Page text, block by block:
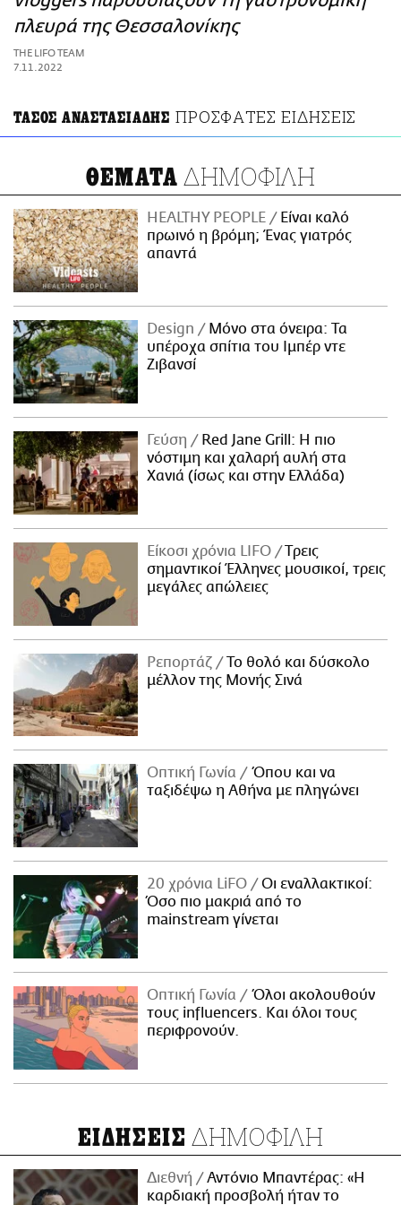
ΑΜΠΑ
PRINT
πλευρά της Θεσσαλονίκης
THE LIFO TEAM
7.11.2022
ΤΑΣΟΣ ΑΝΑΣΤΑΣΙΑΔΗΣ ΠΡΟΣΦΑΤΕΣ ΕΙΔΗΣΕΙΣ
ΘΕΜΑΤΑ ΔΗΜΟΦΙΛΗ
HEALTHY PEOPLE
Είναι καλό
πρωινό η βρόμη; Ένας γιατρός
απαντά
Design
Μόνο στα όνειρα: Τα
υπέροχα σπίτια του Ιμπέρ ντε
Ζιβανσί
Γεύση
Red Jane Grill: Η πιο
νόστιμη και χαλαρή αυλή στα
Χανιά (ίσως και στην Ελλάδα)
Είκοσι χρόνια LIFO
Tρεις
σημαντικοί Έλληνες μουσικοί, τρεις
μεγάλες απώλειες
Ρεπορτάζ
Το θολό και δύσκολο
μέλλον της Μονής Σινά
Οπτική Γωνία
Όπου και να
ταξιδέψω η Αθήνα με πληγώνει
20 χρόνια LiFO
Οι εναλλακτικοί:
Όσο πιο μακριά από το
mainstream γίνεται
Οπτική Γωνία
Όλοι ακολουθούν
τους influencers. Και όλοι τους
περιφρονούν.
ΕΙΔΗΣΕΙΣ ΔΗΜΟΦΙΛΗ
Διεθνή
Αντόνιο Μπαντέρας: «Η
καρδιακή προσβολή ήταν το